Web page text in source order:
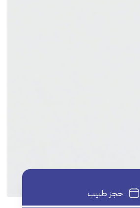
حجز طبيب